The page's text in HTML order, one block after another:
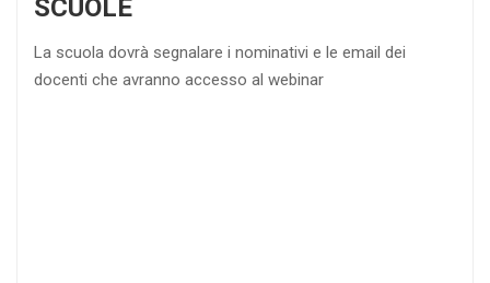
SCUOLE
La scuola dovrà segnalare i nominativi e le email dei
docenti che avranno accesso al webinar